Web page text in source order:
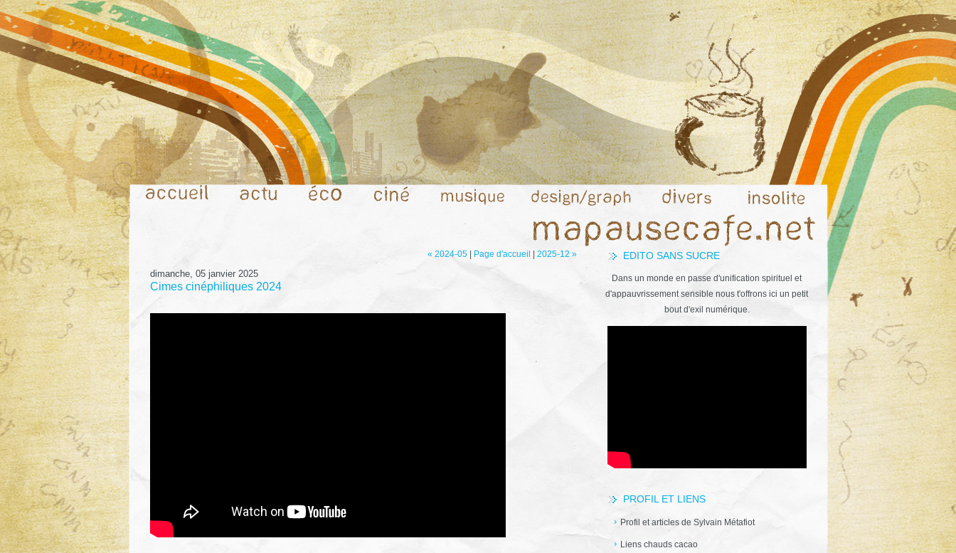
EDITO SANS SUCRE
Dans un monde en passe d'unification spirituel et
d'appauvrissement sensible nous t'offrons ici un petit
bout d'exil numérique.
PROFIL ET LIENS
Profil et articles de Sylvain Métafiot
Liens chauds cacao
« 2024-05| Page d'accueil 2025-12 »
dimanche, 05 janvier 2025
Cimes cinéphiliques 2024